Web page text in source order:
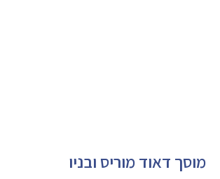
מוסך דאוד מוריס ובניו